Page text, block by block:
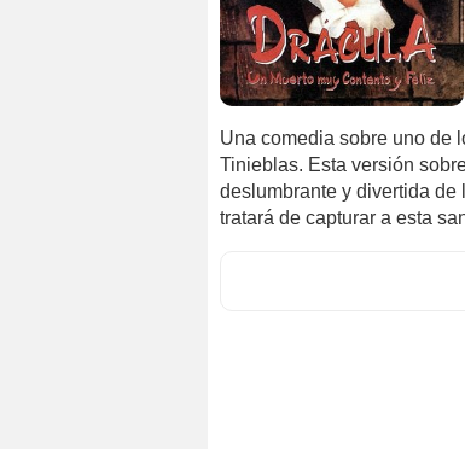
Una comedia sobre uno de
Tinieblas. Esta versión
deslumbrante y divertida de
tratará de capturar a esta